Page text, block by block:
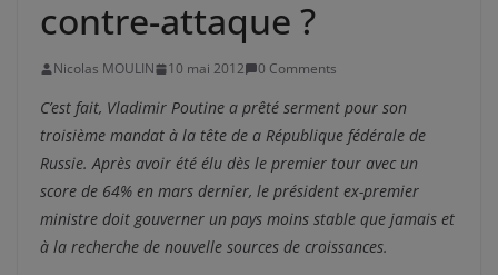
contre-attaque ?
Nicolas MOULIN 10 mai 2012 0 Comments
C’est fait, Vladimir Poutine a prêté serment pour son
troisième mandat à la tête de a République fédérale de
Russie. Après avoir été élu dès le premier tour avec un
score de 64% en mars dernier, le président ex-premier
ministre doit gouverner un pays moins stable que jamais et
à la recherche de nouvelle sources de croissances.